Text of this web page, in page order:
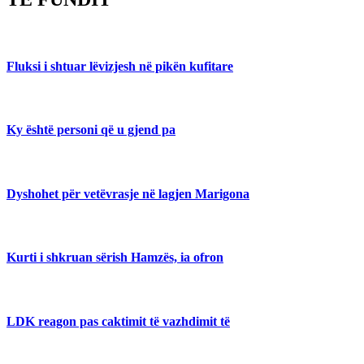
Fluksi i shtuar lëvizjesh në pikën kufitare
Ky është personi që u gjend pa
Dyshohet për vetëvrasje në lagjen Marigona
Kurti i shkruan sërish Hamzës, ia ofron
LDK reagon pas caktimit të vazhdimit të